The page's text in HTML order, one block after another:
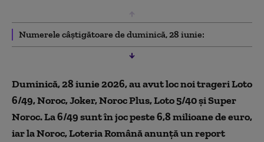
Numerele câștigătoare de duminică, 28 iunie:
Duminică, 28 iunie 2026, au avut loc noi trageri Loto
6/49, Noroc, Joker, Noroc Plus, Loto 5/40 și Super
Noroc. La 6/49 sunt în joc peste 6,8 milioane de euro,
iar la Noroc, Loteria Română anunță un report